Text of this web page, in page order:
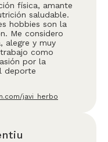
física, amante
saludable.
hobbies son la
Me considero
alegre y muy
como
por la
deporte
javi_herbo